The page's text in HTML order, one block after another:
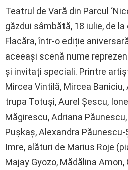
Teatrul de Vară din Parcul
găzdui sâmbătă, 18 iulie, de la
Flacăra, într-o ediție
aceeași scenă nume
și invitați speciali. Printre
Mircea Vintilă, Mircea
trupa Totuși, Aurel Șescu,
Măgirescu, Adriana
Pușkaș, Alexandra Păunescu-
Imre, alături de Marius Roje
Majay Gyozo, Mădălina Amon,